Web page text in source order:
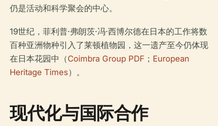
仍是活动和科学聚会的中心。
19世纪，菲利普·弗朗茨·冯·西博尔德在日本的工作将数
百种亚洲物种引入了莱顿植物园，这一遗产至今仍体现
在日本花园中（Coimbra Group PDF ； European
Heritage Times）。
现代化与国际合作